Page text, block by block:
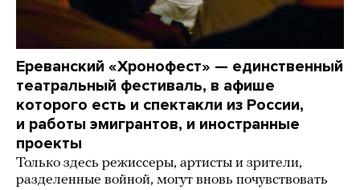
Ереванский «Хронофест» — единственный
театральный фестиваль, в афише
которого есть и спектакли из России,
и работы эмигрантов, и иностранные
проекты
Только здесь режиссеры, артисты и зрители,
разделенные войной, могут вновь почувствовать